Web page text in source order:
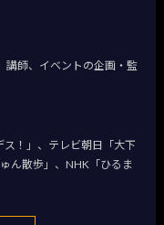
講師、イベントの企画・監
！」、テレビ朝日「大下
ん散歩」、NHK「ひるま